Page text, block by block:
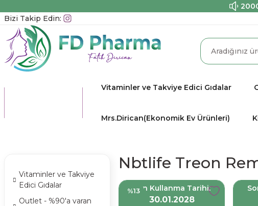
Bizi Takip Edin:
Vitaminler ve Takviye Edici Gıdalar
Mrs.Dirican(Ekonomik Ev Ürünleri)
Vitaminler ve Takviye
Edici Gıdalar
Outlet - %90'a varan
Nbtlife Treon
%13Son Kullanma Tarihi:
30.01.2028